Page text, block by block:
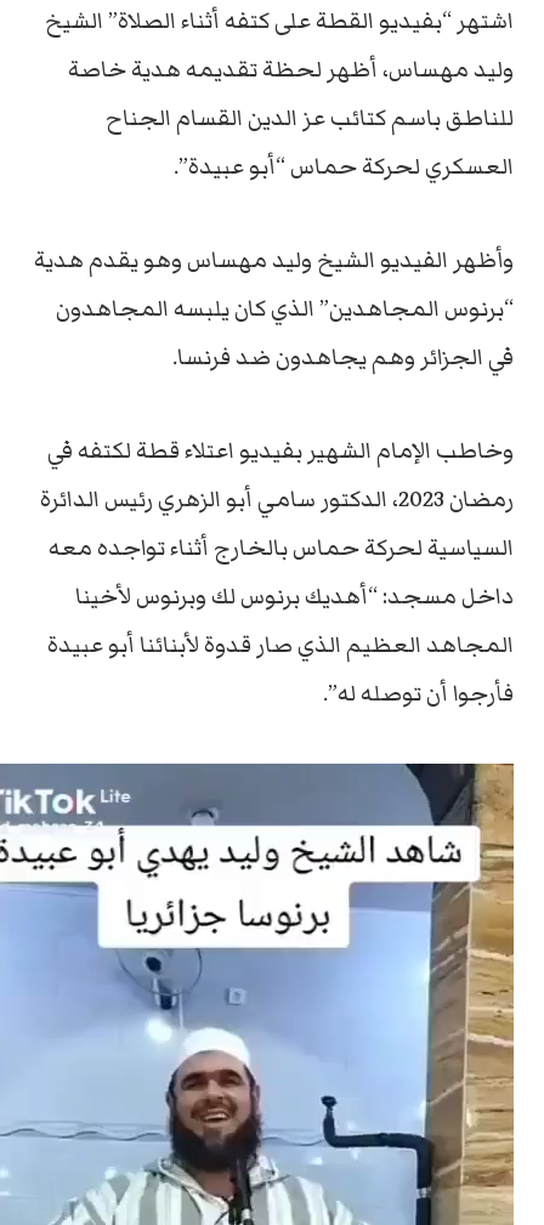
اشتهر “بفيديو القطة على كتفه أثناء الصلاة” الشيخ
وليد مهساس، أظهر لحظة تقديمه هدية خاصة
للناطق باسم كتائب عز الدين القسام الجناح
العسكري لحركة حماس “أبو عبيدة”.
وأظهر الفيديو الشيخ وليد مهساس وهو يقدم هدية
“برنوس المجاهدين” الذي كان يلبسه المجاهدون
في الجزائر وهم يجاهدون ضد فرنسا.
وخاطب الإمام الشهير بفيديو اعتلاء قطة لكتفه في
رمضان 2023، الدكتور سامي أبو الزهري رئيس الدائرة
السياسية لحركة حماس بالخارج أثناء تواجده معه
داخل مسجد: “أهديك برنوس لك وبرنوس لأخينا
المجاهد العظيم الذي صار قدوة لأبنائنا أبو عبيدة
فأرجوا أن توصله له”.